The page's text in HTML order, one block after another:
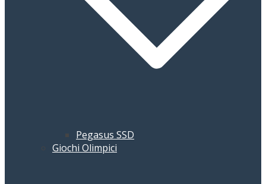
Pegasus SSD
Giochi Olimpici